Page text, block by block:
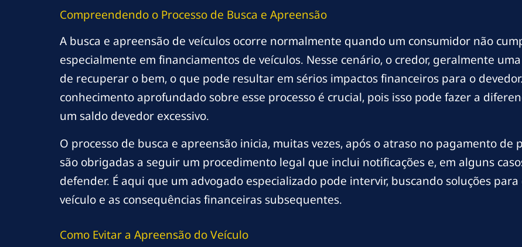
Compreendendo o Processo de Busca e Apreensão
A busca e apreensão de veículos ocorre normalmente quando um consumidor não
especialmente em financiamentos de veículos. Nesse cenário, o credor, geralmente
de recuperar o bem, o que pode resultar em sérios impactos financeiros para o
conhecimento aprofundado sobre esse processo é crucial, pois isso pode fazer a
um saldo devedor excessivo.
O processo de busca e apreensão inicia, muitas vezes, após o atraso no pagamento de
são obrigadas a seguir um procedimento legal que inclui notificações e, em alguns
defender. É aqui que um advogado especializado pode intervir, buscando soluções
veículo e as consequências financeiras subsequentes.
Como Evitar a Apreensão do Veículo